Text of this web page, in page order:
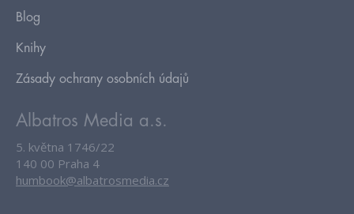
Blog
Knihy
Zásady ochrany osobních údajů
Albatros Media a.s.
5. května 1746/22
140 00 Praha 4
humbook@albatrosmedia.cz